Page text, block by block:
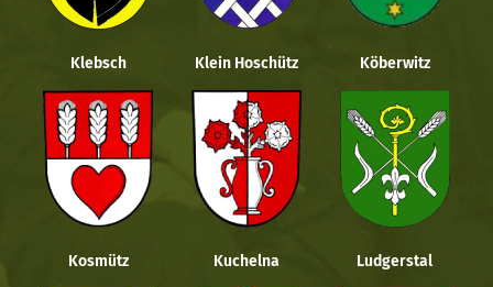
Klebsch Klein Hoschütz Köberwitz
Kosmütz Kuchelna Ludgerstal